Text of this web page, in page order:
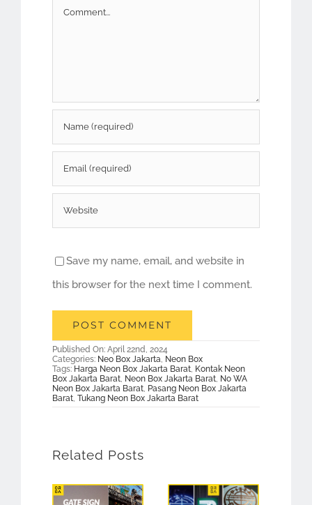
Comment
Save my name, email, and website in
this browser for the next time I comment.
Published On: April 22nd, 2024
Categories: Neo Box Jakarta Neon Box
Tags: Harga Neon Box Jakarta Barat, Kontak Neon
Box Jakarta Barat, Neon Box Jakarta Barat, No WA
Neon Box Jakarta Barat, Pasang Neon Box Jakarta
Barat, Tukang Neon Box Jakarta Barat
Related Posts